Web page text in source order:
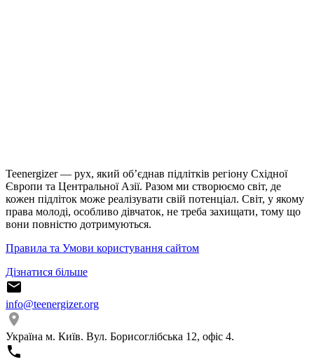
Teenergizer — рух, який об’єднав підлітків регіону Східної
Європи та Центральної Азії. Разом ми створюємо світ, де
кожен підліток може реалізувати свій потенціал. Світ, у якому
права молоді, особливо дівчаток, не треба захищати, тому що
вони повністю дотримуються.
Правила та Умови користування сайтом
Дізнатися більше
info@teenergizer.org
Україна м. Київ. Вул. Борисоглібська 12, офіс 4.